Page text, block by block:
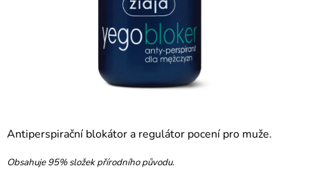
Antiperspirační blokátor a regulátor pocení pro muže.
Obsahuje 95% složek přírodního původu.